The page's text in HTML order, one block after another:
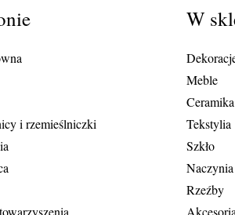
i rzemieślniczki
W
Meble
Ceramika
Tekstylia
Szkło
Naczynia
Rzeźby